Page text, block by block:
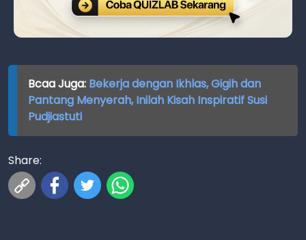
Bcaa Juga: Bekerja dengan Ikhlas, Gigih dan
Pantang Menyerah, Inilah Kisah Inspiratif Susi
Pudjiastuti
Share: